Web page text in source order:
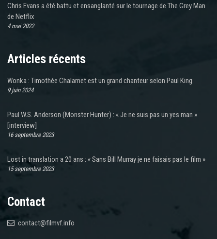
Chris Evans a été battu et ensanglanté sur le tournage de The Grey Man
de Netflix
4 mai 2022
Articles récents
Wonka : Timothée Chalamet est un grand chanteur selon Paul King
9 juin 2024
Paul W.S. Anderson (Monster Hunter) : « Je ne suis pas un yes man »
[interview]
16 septembre 2023
Lost in translation a 20 ans : « Sans Bill Murray je ne faisais pas le film »
15 septembre 2023
Contact
contact@filmvf.info